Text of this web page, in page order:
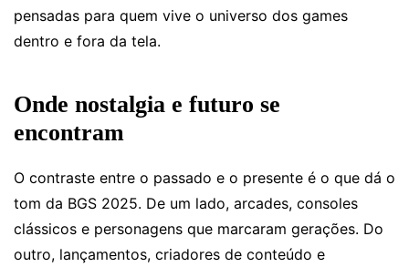
pensadas para quem vive o universo dos games
dentro e fora da tela.
Onde nostalgia e futuro se
encontram
O contraste entre o passado e o presente é o que dá o
tom da BGS 2025. De um lado, arcades, consoles
clássicos e personagens que marcaram gerações. Do
outro, lançamentos, criadores de conteúdo e